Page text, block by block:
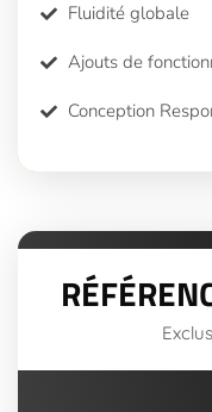
Fluidité globale
Ajouts de
Conception